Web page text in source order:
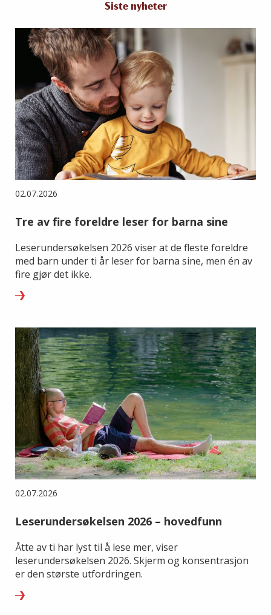
Siste nyheter
02.07.2026
Tre av fire foreldre leser for barna sine
Leserundersøkelsen 2026 viser at de fleste foreldre
med barn under ti år leser for barna sine, men én av
fire gjør det ikke.
02.07.2026
Leserundersøkelsen 2026 – hovedfunn
Åtte av ti har lyst til å lese mer, viser
leserundersøkelsen 2026. Skjerm og konsentrasjon
er den største utfordringen.